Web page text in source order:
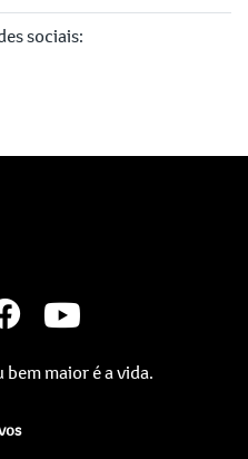
sociais:
bem maior é a vida.